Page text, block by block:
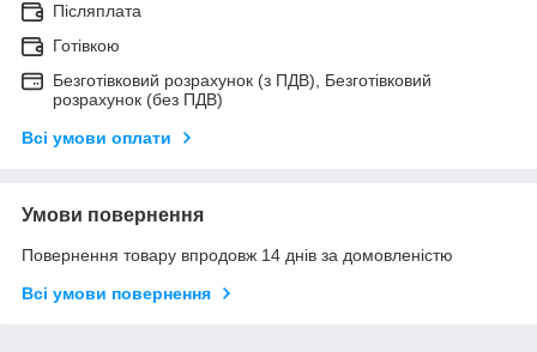
Післяплата
Готівкою
Безготівковий розрахунок (з ПДВ), Безготівковий
розрахунок (без ПДВ)
Всі умови оплати
Умови повернення
Повернення товару впродовж 14 днів за домовленістю
Всі умови повернення